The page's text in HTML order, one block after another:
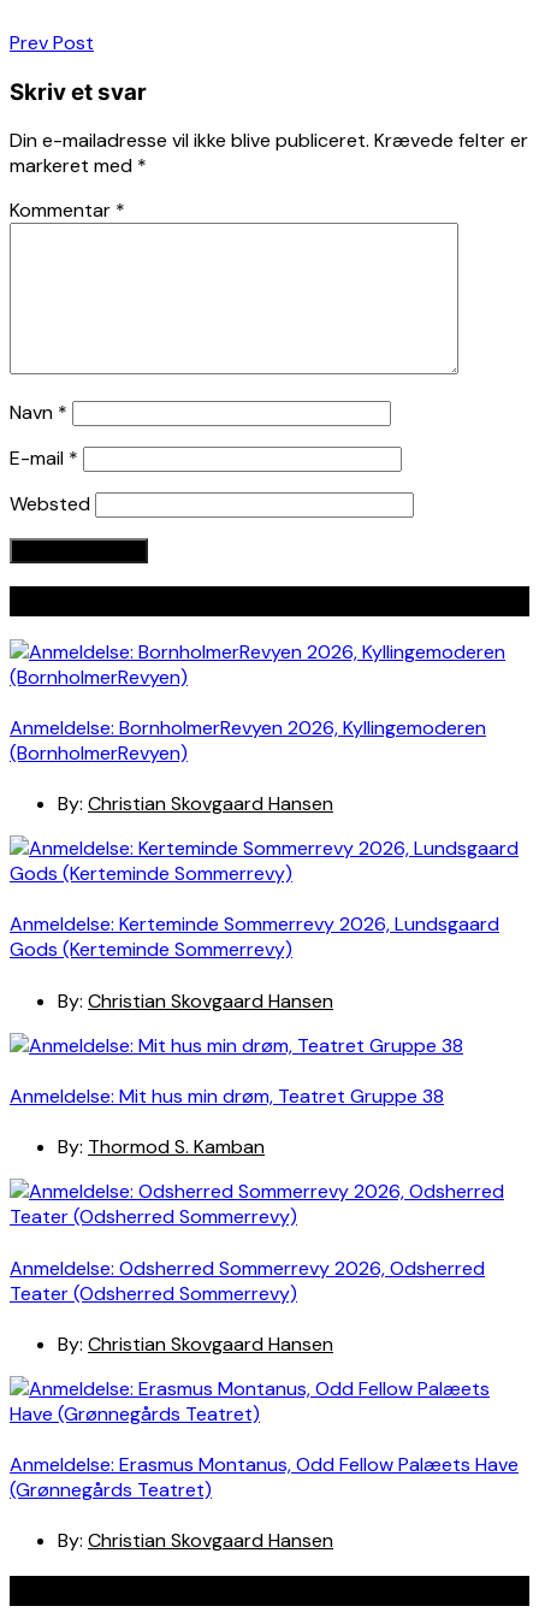
Indlægsnavigation
Prev Post
Skriv et svar
Din e-mailadresse vil ikke blive publiceret. Krævede felter er
markeret med *
Kommentar *
Navn *
E-mail *
Websted
Anmeldelse: BornholmerRevyen 2026, Kyllingemoderen
(BornholmerRevyen)
By: Christian Skovgaard Hansen
Anmeldelse: Kerteminde Sommerrevy 2026, Lundsgaard
Gods (Kerteminde Sommerrevy)
By: Christian Skovgaard Hansen
Anmeldelse: Mit hus min drøm, Teatret Gruppe 38
By: Thormod S. Kamban
Anmeldelse: Odsherred Sommerrevy 2026, Odsherred
Teater (Odsherred Sommerrevy)
By: Christian Skovgaard Hansen
Anmeldelse: Erasmus Montanus, Odd Fellow Palæets Have
(Grønnegårds Teatret)
By: Christian Skovgaard Hansen